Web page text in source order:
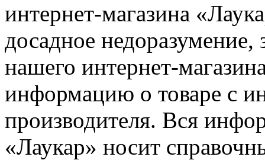
интернет-магазина
досадное недоразумение,
нашего интернет-
информацию о товаре с
производителя. Вся
«Лаукар» носит